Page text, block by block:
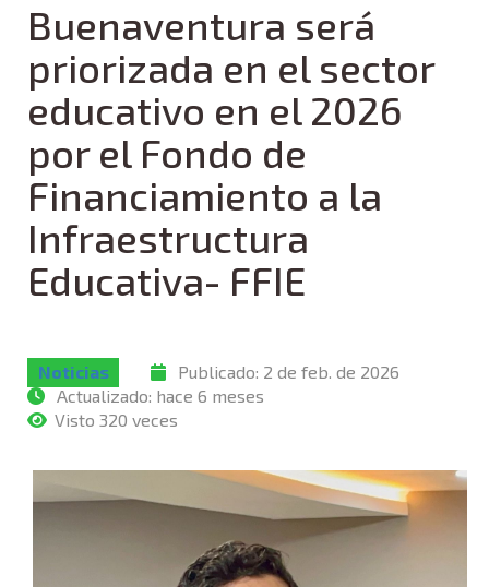
Buenaventura será
priorizada en el sector
educativo en el 2026
por el Fondo de
Financiamiento a la
Infraestructura
Educativa- FFIE
Noticias Publicado: 2 de feb. de 2026
Actualizado: hace 6 meses
Visto 320 veces